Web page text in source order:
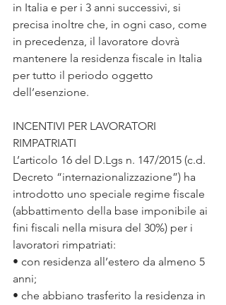
in Italia e per i 3 anni successivi, si
precisa inoltre che, in ogni caso, come
in precedenza, il lavoratore dovrà
mantenere la residenza fiscale in Italia
per tutto il periodo oggetto
dell’esenzione.
INCENTIVI PER LAVORATORI
RIMPATRIATI
L’articolo 16 del D.Lgs n. 147/2015 (c.d.
Decreto “internazionalizzazione”) ha
introdotto uno speciale regime fiscale
(abbattimento della base imponibile ai
fini fiscali nella misura del 30%) per i
lavoratori rimpatriati:
• con residenza all’estero da almeno 5
anni;
• che abbiano trasferito la residenza in